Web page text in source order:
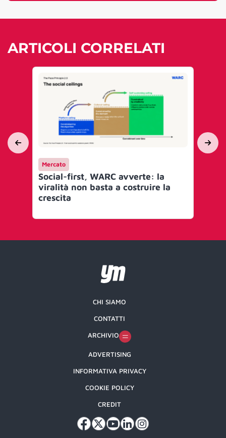
ARTICOLI CORRELATI
Mercato
Social-first, WARC avverte: la
viralità non basta a costruire la
crescita
CHI SIAMO
CONTATTI
ARCHIVIO
ADVERTISING
INFORMATIVA PRIVACY
COOKIE POLICY
CREDIT